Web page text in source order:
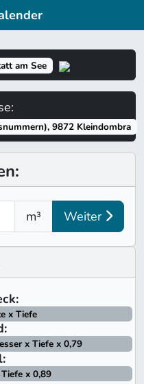
am See
9872 Kleindombra
m³ Weiter
x Tiefe
x Tiefe x 0,79
x 0,89